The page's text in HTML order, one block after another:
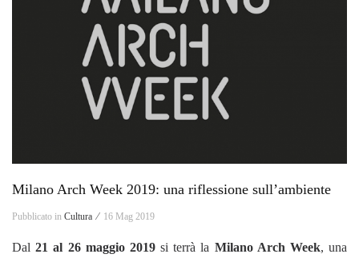
Milano Arch Week 2019: una riflessione sull’ambiente
Pubblicato in Cultura ⁄ 16 Mag 2019
Dal21 al 26 maggio 2019si terrà la Milano Arch Week, una